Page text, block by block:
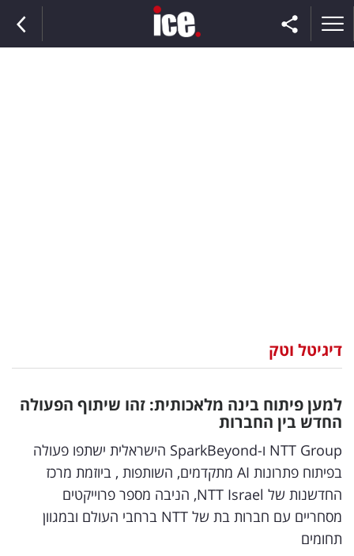
וצרכנות
דיגיטל
וטק
שיווק
ופרסום
משפט
דיגיטל וטק
למען פיתוח בינה מלאכותית: זהו שיתוף הפעולה
החדש בין החברות
NTT Group ו-SparkBeyond הישראלית ישתפו פעולה
בפיתוח פתרונות AI מתקדמים, השותפות , ביוזמת מרכז
החדשנות של NTT Israel, הניבה מספר פרוייקטים
מסחריים עם חברות בת של NTT ברחבי העולם ובמגוון
תחומים